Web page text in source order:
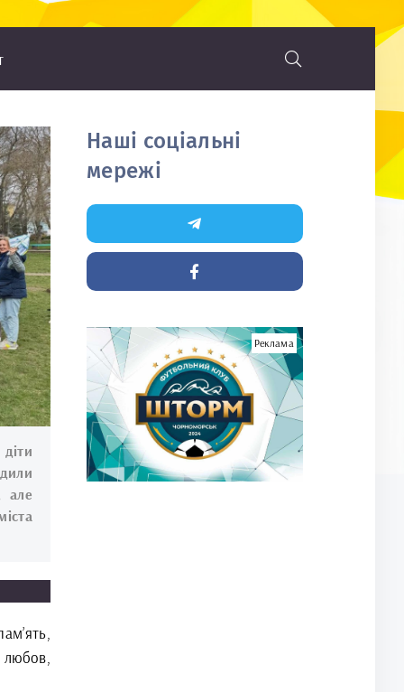
але
Наші соціальні
мережі
Реклама